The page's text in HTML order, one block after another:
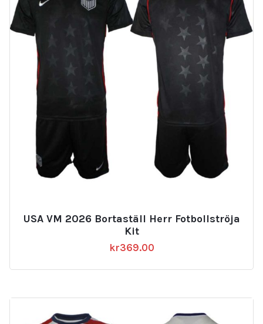
USA VM 2026 Bortaställ Herr Fotbollströja
Kit
kr369.00